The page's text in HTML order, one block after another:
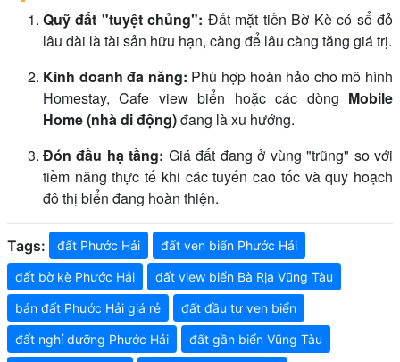
Quỹ đất "tuyệt chủng": Đất mặt tiền Bờ Kè có sổ đỏ
lâu dài là tài sản hữu hạn, càng để lâu càng tăng giá trị.
Kinh doanh đa năng: Phù hợp hoàn hảo cho mô hình
Homestay, Cafe view biển hoặc các dòng Mobile
Home (nhà di động)đang là xu hướng.
Đón đầu hạ tầng: Giá đất đang ở vùng "trũng" so với
tiềm năng thực tế khi các tuyến cao tốc và quy hoạch
đô thị biển đang hoàn thiện.
Tags: đất Phước Hải đất ven biển Phước Hải
đất bờ kè Phước Hải đất view biển Bà Rịa Vũng Tàu
bán đất Phước Hải giá rẻ đất đầu tư ven biển
đất nghỉ dưỡng Phước Hải đất gần biển Vũng Tàu